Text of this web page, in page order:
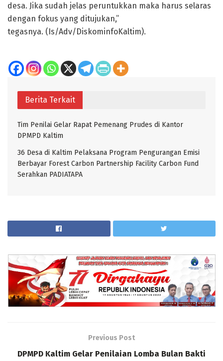
desa. Jika sudah jelas peruntukkan maka harus selaras
dengan fokus yang ditujukan,”
tegasnya. (Is/Adv/DiskominfoKaltim).
Berita Terkait
Tim Penilai Gelar Rapat Pemenang Prudes di Kantor
DPMPD Kaltim
36 Desa di Kaltim Pelaksana Program Pengurangan Emisi
Berbayar Forest Carbon Partnership Facility Carbon Fund
Serahkan PADIATAPA
Previous Post
DPMPD Kaltim Gelar Penilaian Lomba Bulan Bakti